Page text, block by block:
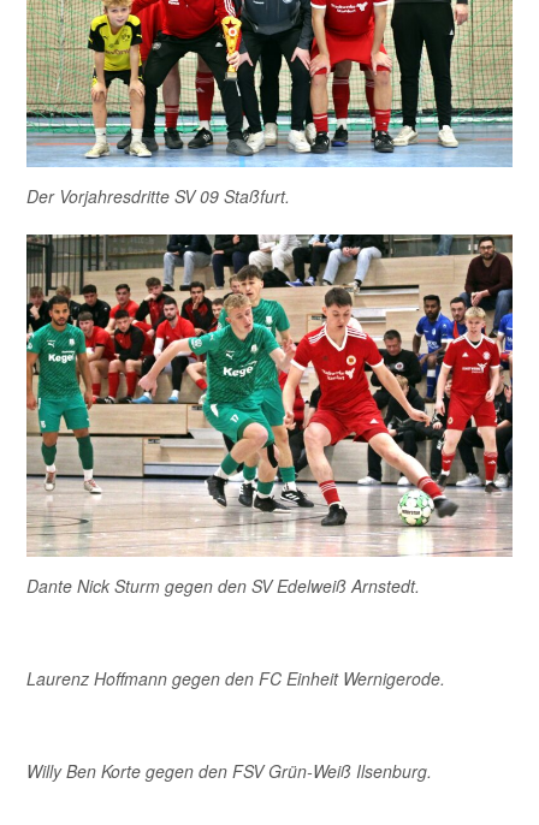
Der Vorjahresdritte SV 09 Staßfurt.
Dante Nick Sturm gegen den SV Edelweiß Arnstedt.
Laurenz Hoffmann gegen den FC Einheit Wernigerode.
Willy Ben Korte gegen den FSV Grün-Weiß Ilsenburg.